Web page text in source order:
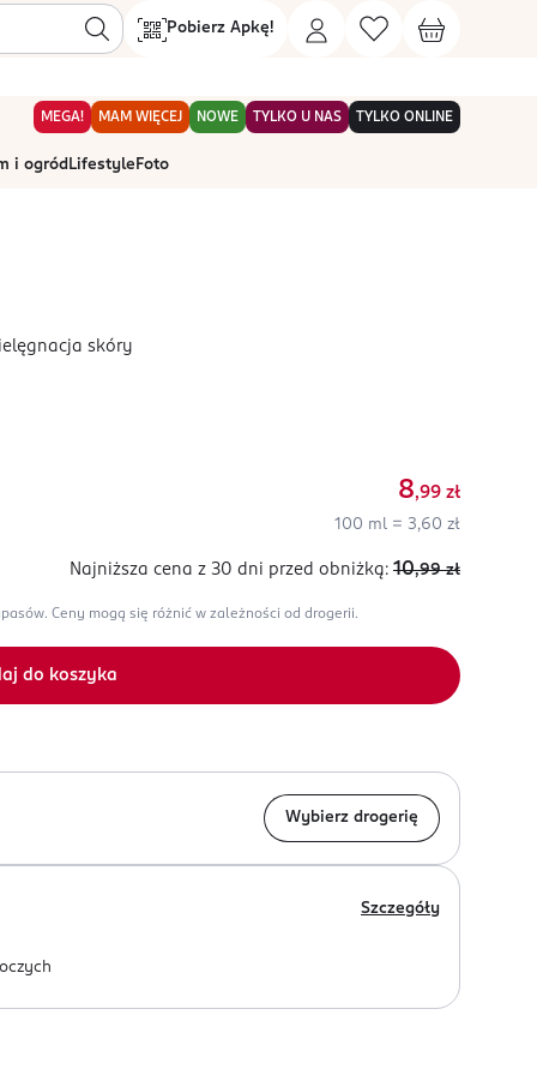
Pobierz Apkę!
MEGA! MAM WIĘCEJ NOWE TYLKO U NAS TYLKO ONLINE
i ogród Lifestyle Foto
skóry
8,99 zł
100 ml = 3,60 zł
Najniższa cena z 30 dni przed obniżką: 10,99 zł
Ceny mogą się różnić w zależności od drogerii.
do koszyka
Wybierz drogerię
Szczegóły